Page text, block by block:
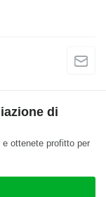
di
e ottenete profitto per